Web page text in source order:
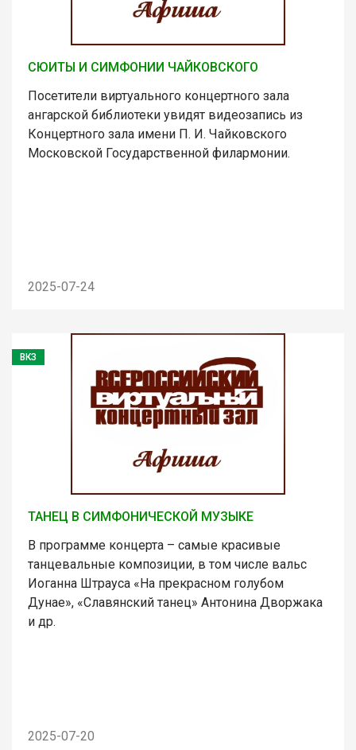
СЮИТЫ И СИМФОНИИ ЧАЙКОВСКОГО
Посетители виртуального концертного зала
ангарской библиотеки увидят видеозапись из
Концертного зала имени П. И. Чайковского
Московской Государственной филармонии.
2025-07-24
ВКЗ
ТАНЕЦ В СИМФОНИЧЕСКОЙ МУЗЫКЕ
В программе концерта – самые красивые
танцевальные композиции, в том числе вальс
Иоганна Штрауса «На прекрасном голубом
Дунае», «Славянский танец» Антонина Дворжака
и др.
2025-07-20